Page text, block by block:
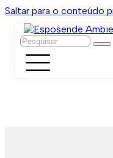
Saltar para o conteúdo
Pesquisar